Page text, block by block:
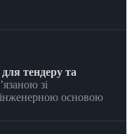
тендеру та
зі
основою